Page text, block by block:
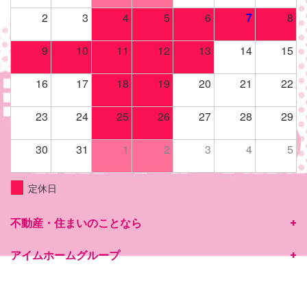
2 3 4 5 6 7 8
9 10 11 12 13 14 15
16 17 18 19 20 21 22
23 24 25 26 27 28 29
30 31 1 2 3 4 5
定休日
不動産・住まいのことなら
アイムホームグループ